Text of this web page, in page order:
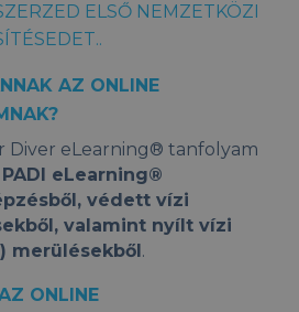
ELSŐ NEMZETKÖZI
AZ ONLINE
Diver eLearning® tanfolyam
PADI eLearning®
védett vízi
valamint nyílt vízi
merülésekből.
ONLINE